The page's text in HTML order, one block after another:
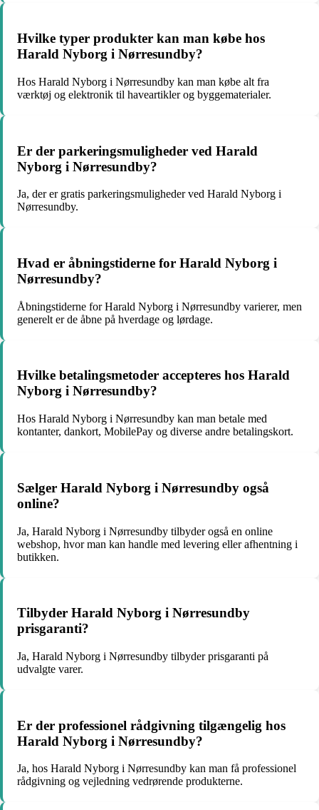
Hvilke typer produkter kan man købe hos
Harald Nyborg i Nørresundby?
Hos Harald Nyborg i Nørresundby kan man købe alt fra
værktøj og elektronik til haveartikler og byggematerialer.
Er der parkeringsmuligheder ved Harald
Nyborg i Nørresundby?
Ja, der er gratis parkeringsmuligheder ved Harald Nyborg i
Nørresundby.
Hvad er åbningstiderne for Harald Nyborg i
Nørresundby?
Åbningstiderne for Harald Nyborg i Nørresundby varierer, men
generelt er de åbne på hverdage og lørdage.
Hvilke betalingsmetoder accepteres hos Harald
Nyborg i Nørresundby?
Hos Harald Nyborg i Nørresundby kan man betale med
kontanter, dankort, MobilePay og diverse andre betalingskort.
Sælger Harald Nyborg i Nørresundby også
online?
Ja, Harald Nyborg i Nørresundby tilbyder også en online
webshop, hvor man kan handle med levering eller afhentning i
butikken.
Tilbyder Harald Nyborg i Nørresundby
prisgaranti?
Ja, Harald Nyborg i Nørresundby tilbyder prisgaranti på
udvalgte varer.
Er der professionel rådgivning tilgængelig hos
Harald Nyborg i Nørresundby?
Ja, hos Harald Nyborg i Nørresundby kan man få professionel
rådgivning og vejledning vedrørende produkterne.